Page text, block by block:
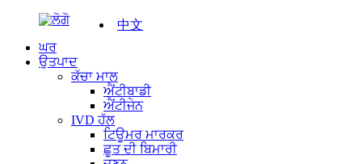
ਘਰ
ਉਤਪਾਦ
ਕੱਚਾ ਮਾਲ
ਐਂਟੀਬਾਡੀ
ਐਂਟੀਜੇਨ
IVD ਹੱਲ
ਟਿਊਮਰ ਮਾਰਕਰ
ਛੂਤ ਦੀ ਬਿਮਾਰੀ
中文